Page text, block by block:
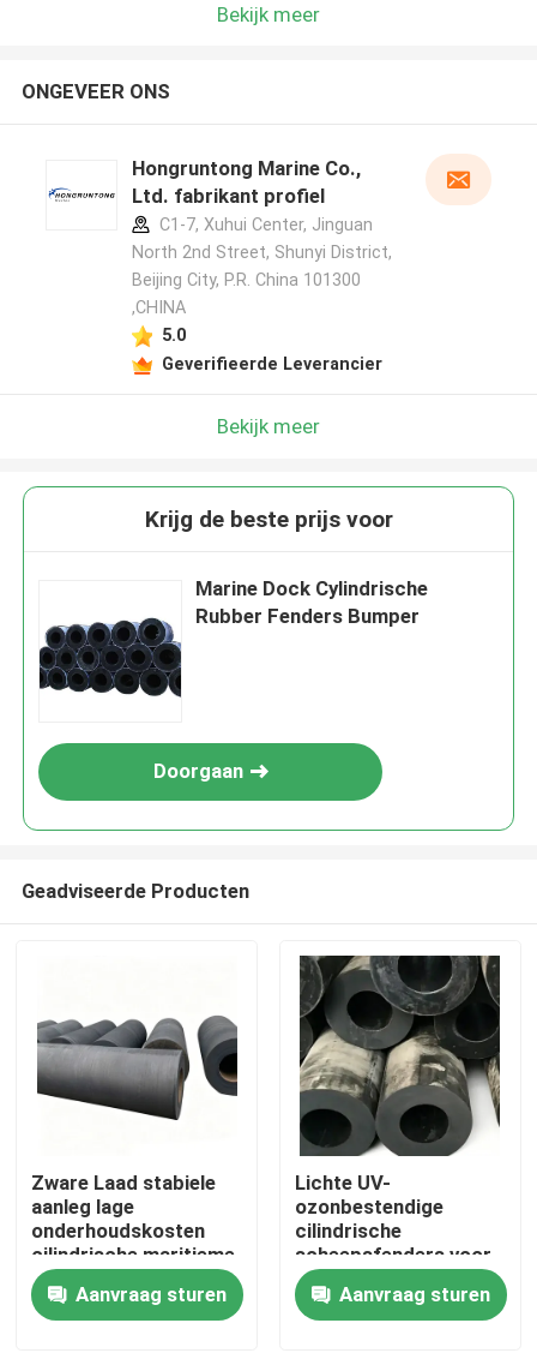
Thuis
Producten
Bekijk meer
ONGEVEER ONS
Hongruntong Marine Co.,
Ltd. fabrikant profiel
C1-7, Xuhui Center, Jinguan
North 2nd Street, Shunyi District,
Beijing City, P.R. China 101300
,CHINA
5.0
Geverifieerde Leverancier
Bekijk meer
Krijg de beste prijs voor
Marine Dock Cylindrische
Rubber Fenders Bumper
Doorgaan
Geadviseerde Producten
Zware Laad stabiele
aanleg lage
onderhoudskosten
cilindrische maritieme
fenders dok rubberen
bumperAanvraag sturen
Lichte UV-
ozonbestendige
cilindrische
scheepsfenders voor
efficiënte
inslagabsorptie
Aanvraag sturen